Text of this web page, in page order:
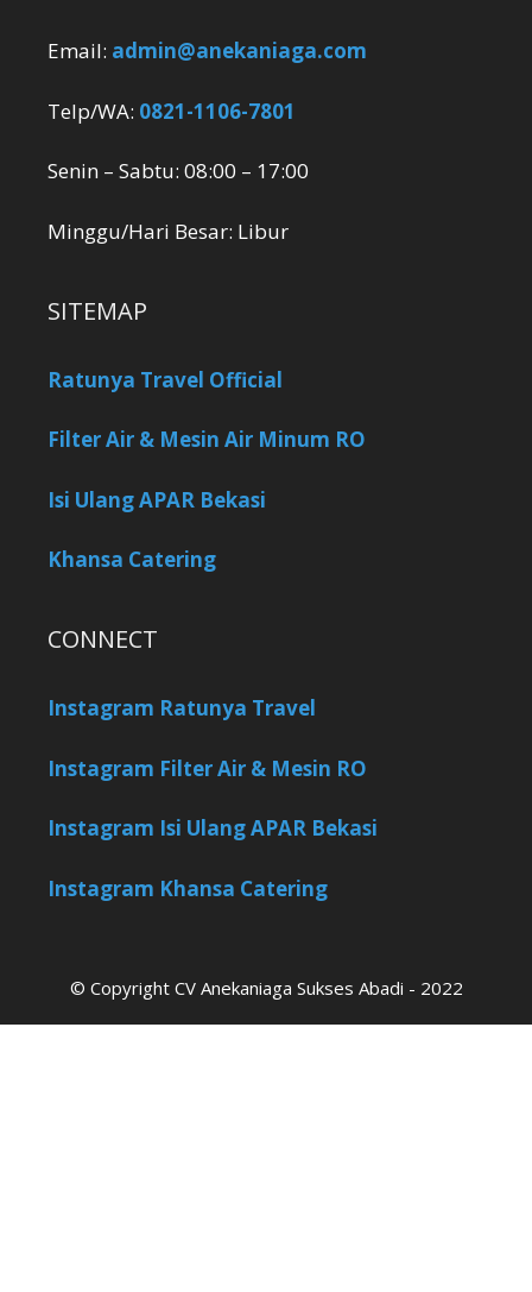
Email: admin@anekaniaga.com
Telp/WA: 0821-1106-7801
Senin – Sabtu: 08:00 – 17:00
Minggu/Hari Besar: Libur
SITEMAP
Ratunya Travel Official
Filter Air & Mesin Air Minum RO
Isi Ulang APAR Bekasi
Khansa Catering
CONNECT
Instagram Ratunya Travel
Instagram Filter Air & Mesin RO
Instagram Isi Ulang APAR Bekasi
Instagram Khansa Catering
© Copyright CV Anekaniaga Sukses Abadi - 2022